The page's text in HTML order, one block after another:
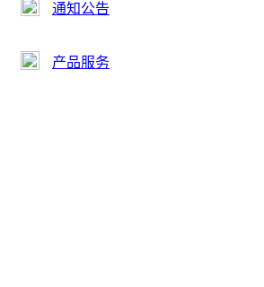
通知公告
产品服务